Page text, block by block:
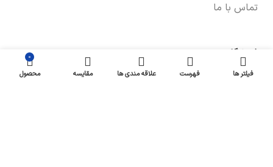
تماس با ما
فروشگاه
صفحه فروشگاه
فیلتر ها فهرست علاقه مندی ها مقایسه
۰
محصول